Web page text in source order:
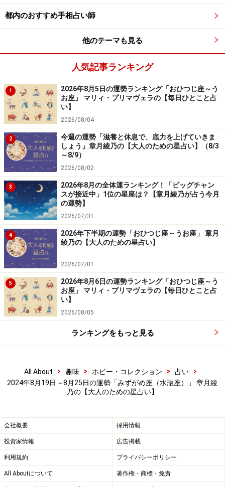
都内のおすすめ手相占い師
他のテーマも見る
人気記事ランキング
1
2026年8月5日の運勢ランキング「おひつじ座～う
お座」 マリィ・プリマヴェラの【毎日ひとこと占
い】
2026/08/04
2
今週の運勢「滋養と休息で、底力を上げていきま
しょう」章月綾乃の【大人のための星占い】（8/3
～8/9）
2026/08/02
3
2026年8月の全体運ランキング！「ビッグチャン
スが接近中」1位の星座は？【章月綾乃が占う今月
の運勢】
2026/07/31
4
2026年下半期の運勢「おひつじ座～うお座」 章月
綾乃の【大人のための星占い】
2026/07/01
5
2026年8月6日の運勢ランキング「おひつじ座～う
お座」 マリィ・プリマヴェラの【毎日ひとこと占
い】
2026/08/05
ランキングをもっと見る
All About > 趣味 > ホビー・コレクション > 占い
>
2024年8月19日～8月25日の運勢「みずがめ座（水瓶座）」 章月綾
乃の【大人のための星占い】
会社概要 採用情報
投資家情報 広告掲載
利用規約 プライバシーポリシー
All Aboutについて 著作権・商標・免責